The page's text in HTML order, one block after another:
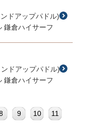
ドアップパドル)
鎌倉ハイサーフ
ドアップパドル)
鎌倉ハイサーフ
9 10 11